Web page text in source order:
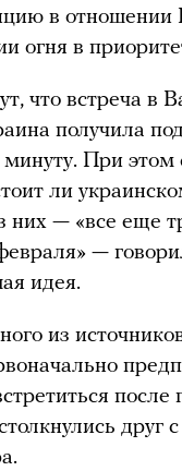
в отношении
огня в
что встреча в
получила
При этом
ли
них — «все еще
—
идея.
из
друг